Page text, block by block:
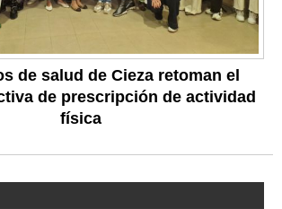
de salud de Cieza retoman el
de prescripción de actividad
física